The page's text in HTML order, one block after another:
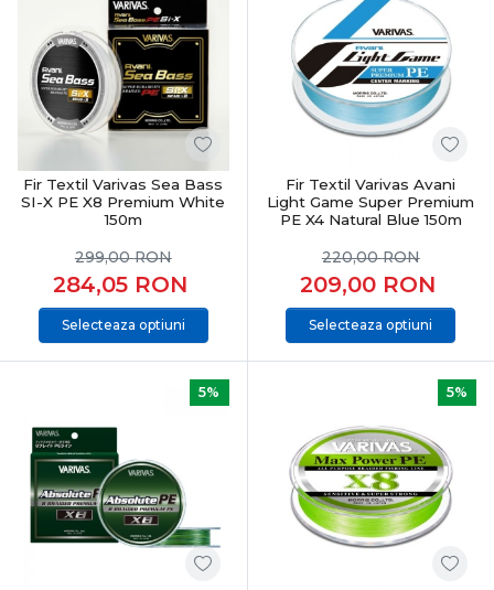
Fir Textil Varivas Sea Bass
SI-X PE X8 Premium White
150m
284,05 RON
299,00RON
Selecteaza optiuni
Fir Textil Varivas Avani
Light Game Super Premium
PE X4 Natural Blue 150m
209,00 RON
220,00RON
Selecteaza optiuni
5% 5%